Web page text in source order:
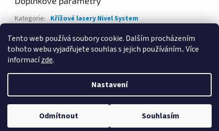
Tento web používá soubory cookie. Dalším procházením
tohoto webu vyjadřujete souhlas s jejich používáním.. Více
informacízde.
Nastavení
Odmítnout Souhlasím
Kategorie: Křížové lasery Nivel System
Copyright 2026GP spol. s r.o.. Všechna práva vyhrazena.Upravit